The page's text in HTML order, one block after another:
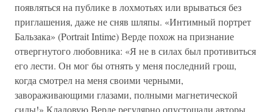
появляться на публике в лохмотьях или врываться без
приглашения, даже не сняв шляпы. «Интимный портрет
Бальзака» (Portrait Intime) Верде похож на признание
отвергнутого любовника: «Я не в силах был противиться
его лести. Он мог бы отнять у меня последний грош,
когда смотрел на меня своими черными,
завораживающими глазами, полными магнетической
силы!» Кладовую Верде регулярно опустошали авторы,